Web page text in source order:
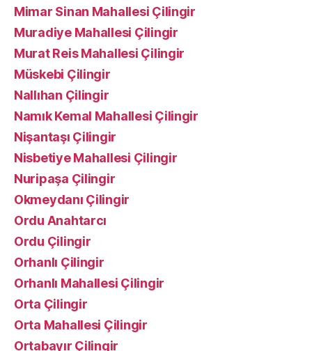
Mimar Sinan Mahallesi Çilingir
Muradiye Mahallesi Çilingir
Murat Reis Mahallesi Çilingir
Müskebi Çilingir
Nallıhan Çilingir
Namık Kemal Mahallesi Çilingir
Nişantaşı Çilingir
Nisbetiye Mahallesi Çilingir
Nuripaşa Çilingir
Okmeydanı Çilingir
Ordu Anahtarcı
Ordu Çilingir
Orhanlı Çilingir
Orhanlı Mahallesi Çilingir
Orta Çilingir
Orta Mahallesi Çilingir
Ortabayır Çilingir